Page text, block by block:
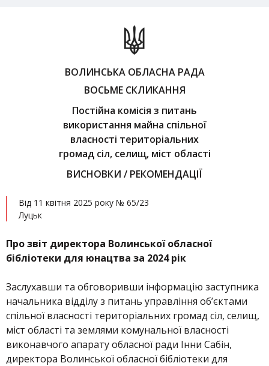
ВОЛИНСЬКА ОБЛАСНА РАДА
ВОСЬМЕ СКЛИКАННЯ
Постійна комісія з питань
використання майна спільної
власності територіальних
громад сіл, селищ, міст області
ВИСНОВКИ / РЕКОМЕНДАЦІЇ
Від 11 квітня 2025 року № 65/23
Луцьк
Про звіт директора Волинської обласної
бібліотеки для юнацтва за 2024 рік
Заслухавши та обговоривши інформацію заступника
начальника відділу з питань управління об’єктами
спільної власності територіальних громад сіл, селищ,
міст області та землями комунальної власності
виконавчого апарату обласної ради Інни Сабін,
директора Волинської обласної бібліотеки для